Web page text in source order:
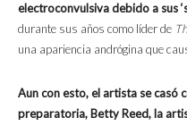
electroconvulsiva debido a sus
durante sus años como líder de
una apariencia andrógina que
Aun con esto, el artista se casó
preparatoria, Betty Reed, la